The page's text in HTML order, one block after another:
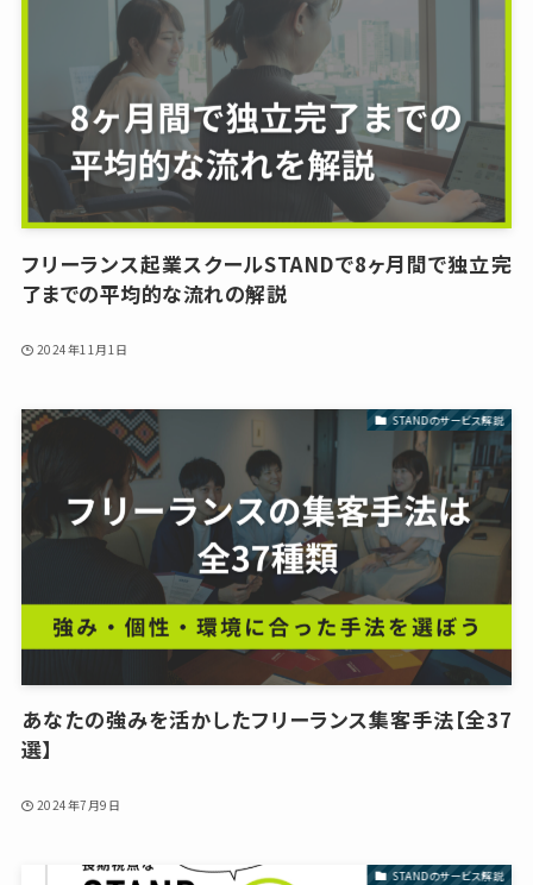
フリーランス起業スクールSTANDで8ヶ月間で独立完
了までの平均的な流れの解説
2024年11月1日
STANDのサービス解説
あなたの強みを活かしたフリーランス集客手法【全37
選】
2024年7月9日
STANDのサービス解説